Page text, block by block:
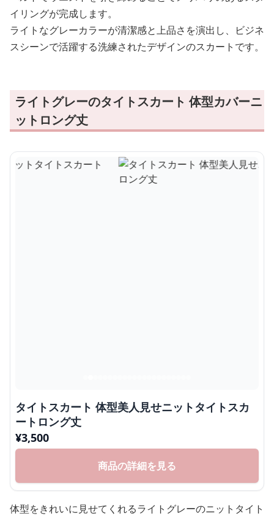
イリングが完成します。
ライトなグレーカラーが清潔感と上品さを演出し、ビジネ
スシーンで活躍する洗練されたデザインのスカートです。
ライトグレーのタイトスカート 体型カバーニ
ットロング丈
タイトスカート 体型美人見せニットタイトスカ
ートロング丈
¥3,500
商品の詳細を見る
体型をきれいに見せてくれるライトグレーのニットタイト